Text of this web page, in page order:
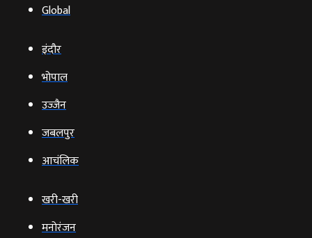
Global
इंदौर
भोपाल
उज्‍जैन
जबलपुर
आचंलिक
खरी-खरी
मनोरंजन